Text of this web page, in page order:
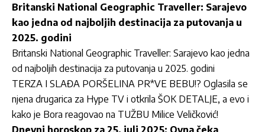
Britanski National Geographic Traveller: Sarajevo
kao jedna od najboljih destinacija za putovanja u
2025. godini
Britanski National Geographic Traveller: Sarajevo kao jedna
od najboljih destinacija za putovanja u 2025. godini
TERZA I SLAĐA PORŠELINA PR*VE BEBU!? Oglasila se
njena drugarica za Hype TV i otkrila ŠOK DETALJE, a evo i
kako je Bora reagovao na TUŽBU Milice Veličković!
Dnevni horoskop za 25. juli 2025: Ovna čeka